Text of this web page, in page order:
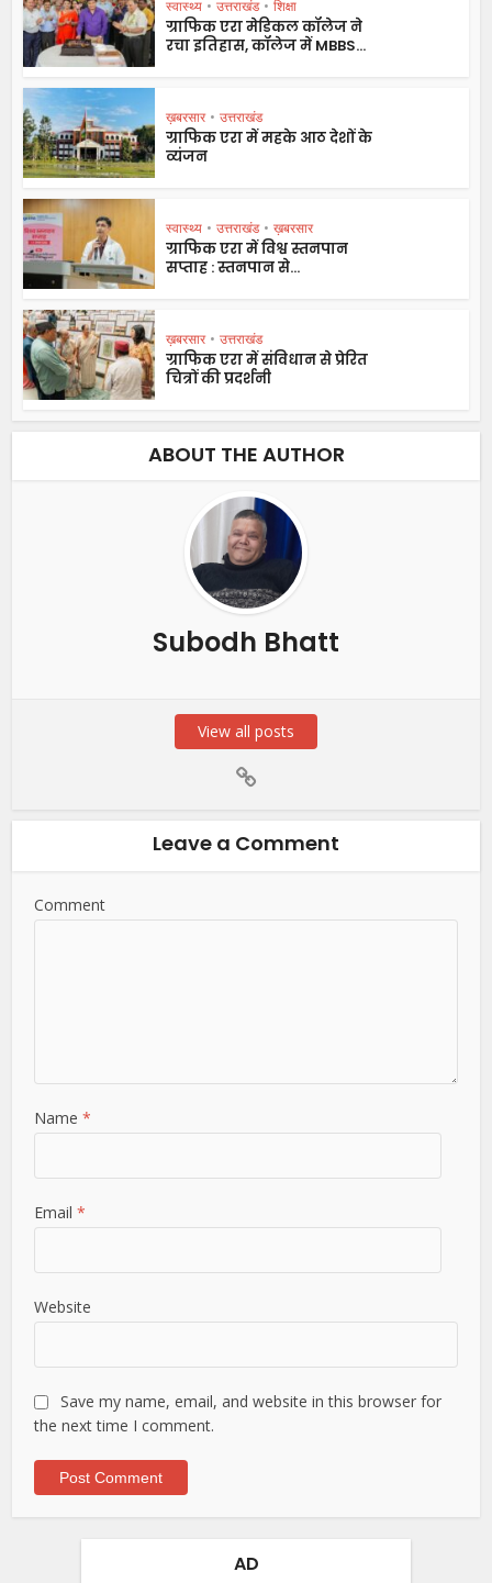
स्वास्थ्य • उत्तराखंड • शिक्षा
ग्राफिक एरा मेडिकल कॉलेज ने
रचा इतिहास, कॉलेज में MBBS...
ख़बरसार • उत्तराखंड
ग्राफिक एरा में महके आठ देशों के
व्यंजन
स्वास्थ्य • उत्तराखंड • ख़बरसार
ग्राफिक एरा में विश्व स्तनपान
सप्ताह : स्तनपान से...
ख़बरसार • उत्तराखंड
ग्राफिक एरा में संविधान से प्रेरित
चित्रों की प्रदर्शनी
ABOUT THE AUTHOR
Subodh Bhatt
View all posts
Leave a Comment
Comment
Name*
Email*
Website
Save my name, email, and website in this browser for
the next time I comment.
AD